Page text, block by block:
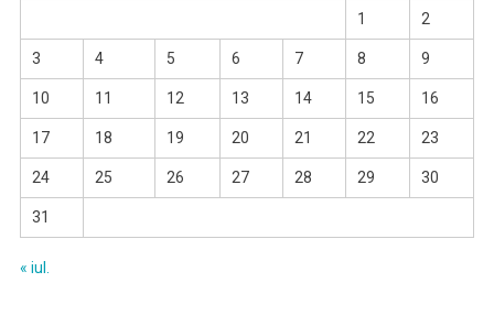
1 2
3 4 5 6 7 8 9
10 11 12 13 14 15 16
17 18 19 20 21 22 23
24 25 26 27 28 29 30
31
« iul.